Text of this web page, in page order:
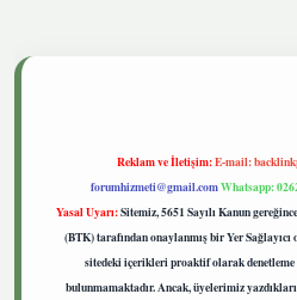
Reklam ve İletişim:E-mail:
forumhizmeti@gmail.comWhatsapp:
Yasal Uyarı:Sitemiz, 5651 Sayılı Kanun
(BTK) tarafından onaylanmış bir Yer
sitedeki içerikleri proaktif olarak
bulunmamaktadır. Ancak, üyelerimiz